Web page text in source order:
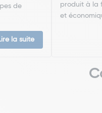
de
la suite
produit à la
et